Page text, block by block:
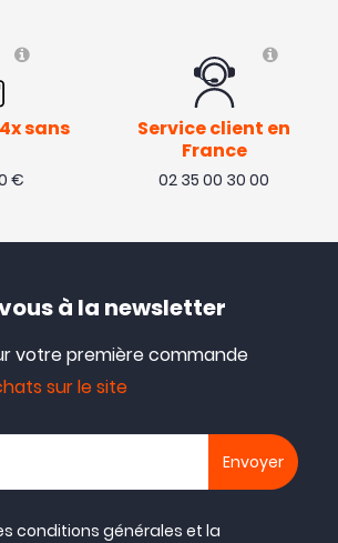
sans
€
Service client en
France
02 35 00 30 00
à la newsletter
votre première commande
sur le site
conditions générales et la